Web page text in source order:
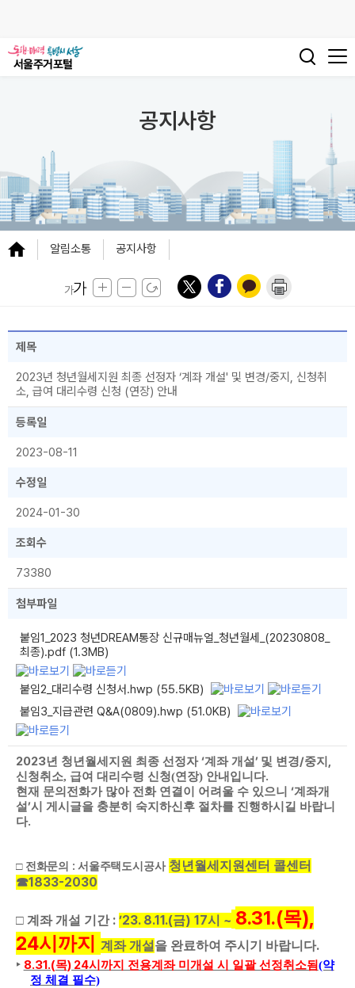
공지사항
알림소통 공지사항
제목
2023년 청년월세지원 최종 선정자 ‘계좌 개설' 및 변경/중지, 신청취
소, 급여 대리수령 신청 (연장) 안내
등록일
2023-08-11
수정일
2024-01-30
조회수
73380
첨부파일
붙임1_2023 청년DREAM통장 신규매뉴얼_청년월세_(20230808_
최종).pdf (1.3MB)
붙임2_대리수령 신청서.hwp (55.5KB)
붙임3_지급관련 Q&A(0809).hwp (51.0KB)
2023년 청년월세지원 최종 선정자‘계좌 개설’ 및 변경/중지 ,
신청취소, 급여 대리수령 신청(연장) 안내입니다.
현재 문의전화가 많아 전화 연결이 어려울 수 있으니 ‘계좌개
설’시 게시글을 충분히 숙지하신후 절차를 진행하시길 바랍니
다.
□ 전화문의 : 서울주택도시공사 청년월세지원센터 콜센터
☎1833-2030
□ 계좌개설 기간 : ’23. 8.11.(금) 17시 ~ 8.31.(목),
24시까지 계좌 개설 을 완료하여 주시기 바랍니다.
‣ 8.31.(목) 24시까지 전용계좌 미개설 시 일괄 선정취소됨(약
정 체결 필수)